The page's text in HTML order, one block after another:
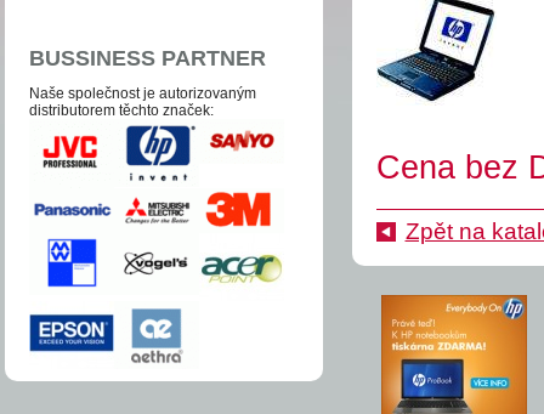
BUSSINESS PARTNER
Naše společnost je auto­­ri­zo­va­ným
distri­bu­to­­rem těchto zna­ček:
Cena bez
Zpět na